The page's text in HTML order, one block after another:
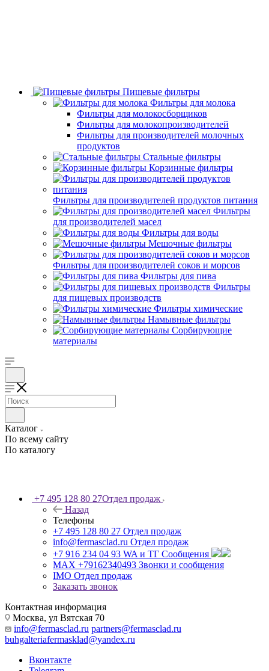
Пищевые фильтры
Фильтры для молока
Фильтры для молокосборщиков
Фильтры для молокопроизводителей
Фильтры для производителей молочных
продуктов
Стальные фильтры
Корзинные фильтры
Фильтры для производителей продуктов питания
Фильтры
для производителей масел
Фильтры для воды
Мешочные фильтры
Фильтры для производителей соков и морсов
Фильтры для пива
Фильтры
для пищевых производств
Фильтры химические
Намывные фильтры
Сорбирующие
материалы
Каталог
По всему сайту
По каталогу
+7 495 128 80 27Отдел продаж
Назад
Телефоны
+7 495 128 80 27 Отдел продаж
info@fermasclad.ru Отдел продаж
+7 916 234 04 93 WA и ТГ Сообщения
MAX +79162340493 Звонки и сообщения
IMO Отдел продаж
Заказать звонок
Контактная информация
Москва, ул Вятская 70
info@fermasclad.ru partners@fermasclad.ru
buhgalteriafermasklad@yandex.ru
Вконтакте